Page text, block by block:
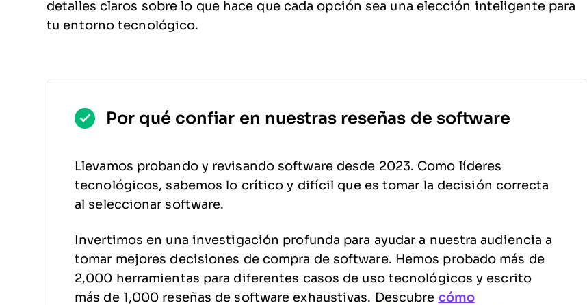
detalles claros sobre lo que hace que cada opción sea una elección inteligente para
tu entorno tecnológico.
Por qué confiar en nuestras reseñas de software
Llevamos probando y revisando software desde 2023. Como líderes
tecnológicos, sabemos lo crítico y difícil que es tomar la decisión correcta
al seleccionar software.
Invertimos en una investigación profunda para ayudar a nuestra audiencia a
tomar mejores decisiones de compra de software. Hemos probado más de
2,000 herramientas para diferentes casos de uso tecnológicos y escrito
más de 1,000 reseñas de software exhaustivas. Descubre cómo